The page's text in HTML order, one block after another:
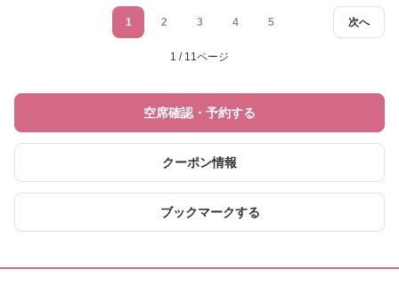
次へ
1 2 3 4 5
1 / 11ページ
空席確認・予約する
クーポン情報
ブックマークする